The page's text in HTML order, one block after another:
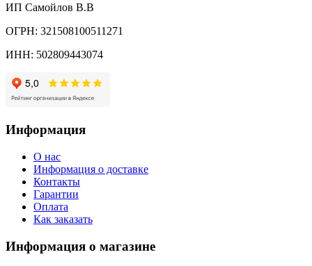
ИП Самойлов В.В
ОГРН: 321508100511271
ИНН: 502809443074
Информация
О нас
Информация о доставке
Контакты
Гарантии
Оплата
Как заказать
Информация о магазине